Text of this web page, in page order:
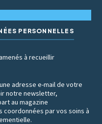
PERSONNELLES
à recueillir
adresse e-mail de votre
notre newsletter,
au magazine
coordonnées par vos soins à